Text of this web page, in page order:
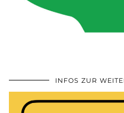
INFOS ZUR